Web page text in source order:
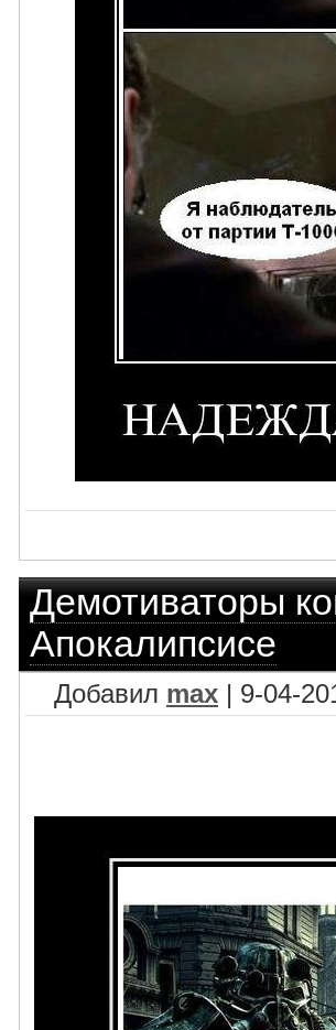
Демотиваторы
Апокалипсисе
Добавил max | 9-04-